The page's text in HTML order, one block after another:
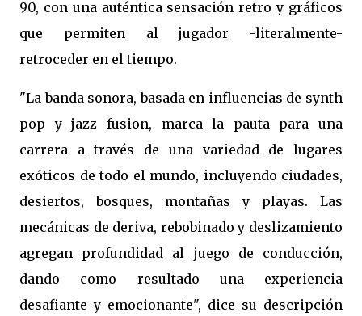
90, con una auténtica sensación retro y gráficos
que permiten al jugador -literalmente-
retroceder en el tiempo.
"La banda sonora, basada en influencias de synth
pop y jazz fusion, marca la pauta para una
carrera a través de una variedad de lugares
exóticos de todo el mundo, incluyendo ciudades,
desiertos, bosques, montañas y playas. Las
mecánicas de deriva, rebobinado y deslizamiento
agregan profundidad al juego de conducción,
dando como resultado una experiencia
desafiante y emocionante", dice su descripción